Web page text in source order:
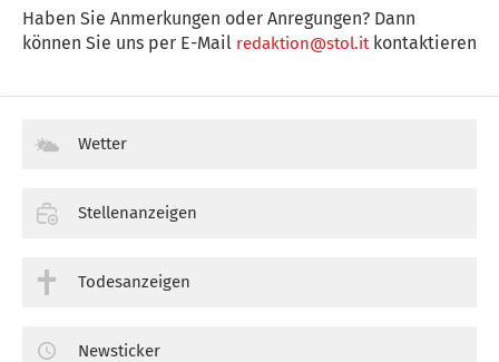
Haben Sie Anmerkungen oder Anregungen? Dann
können Sie uns per E-Mail redaktion@stol.itkontaktieren
Wetter
Stellenanzeigen
Todesanzeigen
Newsticker